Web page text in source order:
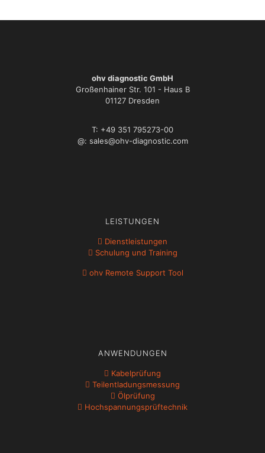
ohv diagnostic GmbH
Großenhainer Str. 101 - Haus B
01127 Dresden
T: +49 351 795273-00
@: sales@ohv-diagnostic.com
LEISTUNGEN
Dienstleistungen
Schulung und Training
ohv Remote Support Tool
ANWENDUNGEN
Kabelprüfung
Teil­ent­ladungs­messung
Ölprüfung
Hochspannungs­prüftechnik